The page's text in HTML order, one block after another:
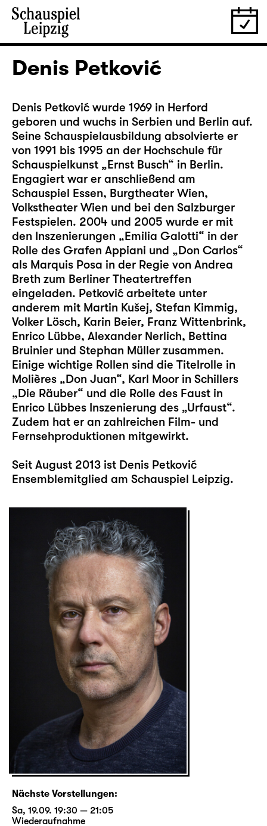
Denis Petković
Denis Petković wurde 1969 in Herford
geboren und wuchs in Serbien und Berlin auf.
Seine Schauspielausbildung absolvierte er
von 1991 bis 1995 an der Hochschule für
Schauspielkunst „Ernst Busch“ in Berlin.
Engagiert war er anschließend am
Schauspiel Essen, Burgtheater Wien,
Volkstheater Wien und bei den Salzburger
Festspielen. 2004 und 2005 wurde er mit
den Inszenierungen „Emilia Galotti“ in der
Rolle des Grafen Appiani und „Don Carlos“
als Marquis Posa in der Regie von Andrea
Breth zum Berliner Theatertreffen
eingeladen. Petković arbeitete unter
anderem mit Martin Kušej, Stefan Kimmig,
Volker Lösch, Karin Beier, Franz Wittenbrink,
Enrico Lübbe, Alexander Nerlich, Bettina
Bruinier und Stephan Müller zusammen.
Einige wichtige Rollen sind die Titelrolle in
Molières „Don Juan“, Karl Moor in Schillers
„Die Räuber“ und die Rolle des Faust in
Enrico Lübbes Inszenierung des „Urfaust“.
Zudem hat er an zahlreichen Film- und
Fernsehproduktionen mitgewirkt.
Seit August 2013 ist Denis Petković
Ensemblemitglied am Schauspiel Leipzig.
Nächste Vorstellungen:
Sa, 19.09. 19:30 — 21:05
Wiederaufnahme